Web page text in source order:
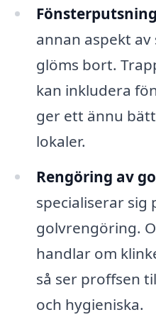
annan aspekt
glöms bort.
kan inkludera
ger ett ännu
lokaler.
Rengöring av
specialiserar sig
golvrengöring.
handlar om
så ser proffsen
och hygieniska.